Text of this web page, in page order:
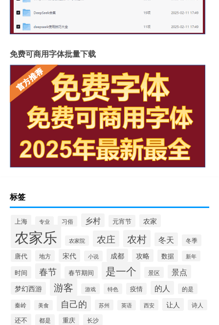
免费可商用字体批量下载
标签
上海 专业 习俗 乡村 元宵节 农家
农家乐 农家院 农庄 农村 冬天 冬季
唐代 地方 宋代 小说 成都 攻略 数据 新年
时间 春节 春节期间 是一个 景区 景点
梦幻西游 游客 游戏 特色 疫情 的人 的是
秦岭 美食 自己的 苏州 英语 西安 让人 诗人
还不 都是 重庆 长沙